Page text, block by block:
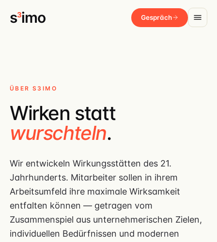
s3imo Gespräch
ÜBER S3IMO
Wirken statt
wurschteln.
Wir entwickeln Wirkungsstätten des 21.
Jahrhunderts. Mitarbeiter sollen in ihrem
Arbeitsumfeld ihre maximale Wirksamkeit
entfalten können — getragen vom
Zusammenspiel aus unternehmerischen Zielen,
individuellen Bedürfnissen und modernen